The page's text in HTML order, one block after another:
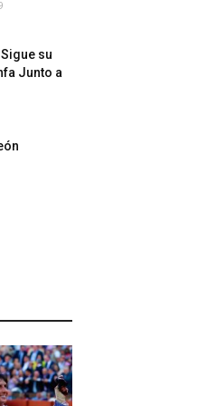
su
Junto a